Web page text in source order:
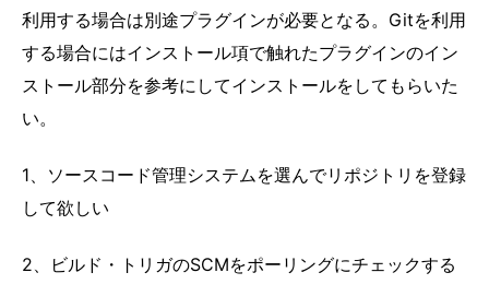
利用する場合は別途プラグインが必要となる。Gitを利用
する場合にはインストール項で触れたプラグインのイン
ストール部分を参考にしてインストールをしてもらいた
い。
1、ソースコード管理システムを選んでリポジトリを登録
して欲しい
2、ビルド・トリガのSCMをポーリングにチェックする